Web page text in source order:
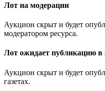
Лот на модерации
Аукцион скрыт и будет
модератором ресурса.
Лот ожидает публикацию в
Аукцион скрыт и будет
газетах.